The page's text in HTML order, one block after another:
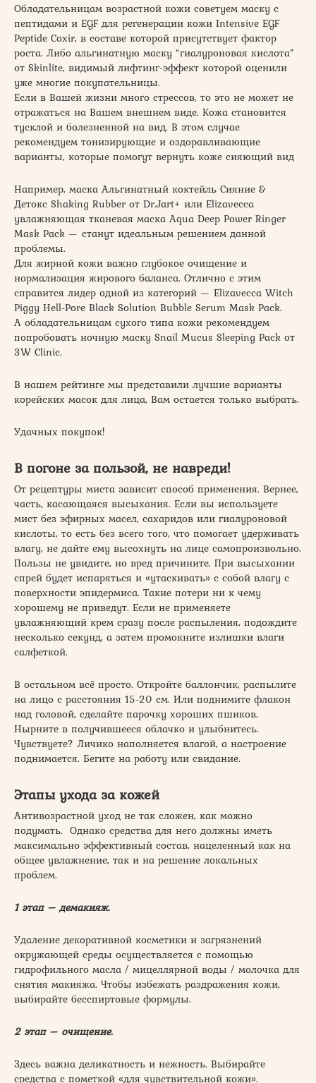
Обладательницам возрастной кожи советуем маску с
пептидами и EGF для регенерации кожи Intensive EGF
Peptide Coxir, в составе которой присутствует фактор
роста. Либо альгинатную маску “гиалуроновая кислота”
от Skinlite, видимый лифтинг-эффект которой оценили
уже многие покупательницы.
Если в Вашей жизни много стрессов, то это не может не
отражаться на Вашем внешнем виде. Кожа становится
тусклой и болезненной на вид. В этом случае
рекомендуем тонизирующие и оздоравливающие
варианты, которые помогут вернуть коже сияющий вид
Например, маска Альгинатный коктейль Сияние &
Детокс Shaking Rubber от Dr.Jart+ или Elizavecca
увлажняющая тканевая маска Aqua Deep Power Ringer
Mask Pack — станут идеальным решением данной
проблемы.
Для жирной кожи важно глубокое очищение и
нормализация жирового баланса. Отлично с этим
справится лидер одной из категорий — Elizavecca Witch
Piggy Hell-Pore Black Solution Bubble Serum Mask Pack.
А обладательницам сухого типа кожи рекомендуем
попробовать ночную маску Snail Mucus Sleeping Pack от
3W Clinic.
В нашем рейтинге мы представили лучшие варианты
корейских масок для лица, Вам остается только выбрать.
Удачных покупок!
В погоне за пользой, не навреди!
От рецептуры миста зависит способ применения. Вернее,
часть, касающаяся высыхания. Если вы используете
мист без эфирных масел, сахаридов или гиалуроновой
кислоты, то есть без всего того, что помогает удерживать
влагу, не дайте ему высохнуть на лице самопроизвольно.
Пользы не увидите, но вред причините. При высыхании
спрей будет испаряться и «утаскивать» с собой влагу с
поверхности эпидермиса. Такие потери ни к чему
хорошему не приведут. Если не применяете
увлажняющий крем сразу после распыления, подождите
несколько секунд, а затем промокните излишки влаги
салфеткой.
В остальном всё просто. Откройте баллончик, распылите
на лицо с расстояния 15-20 см. Или поднимите флакон
над головой, сделайте парочку хороших пшиков.
Нырните в получившееся облачко и улыбнитесь.
Чувствуете? Личико наполняется влагой, а настроение
поднимается. Бегите на работу или свидание.
Этапы ухода за кожей
Антивозрастной уход не так сложен, как можно
подумать. Однако средства для него должны иметь
максимально эффективный состав, нацеленный как на
общее увлажнение, так и на решение локальных
проблем.
1 этап – демакияж.
Удаление декоративной косметики и загрязнений
окружающей среды осуществляется с помощью
гидрофильного масла / мицеллярной воды / молочка для
снятия макияжа. Чтобы избежать раздражения кожи,
выбирайте бесспиртовые формулы.
2 этап – очищение.
Здесь важна деликатность и нежность. Выбирайте
средства с пометкой «для чувствительной кожи».